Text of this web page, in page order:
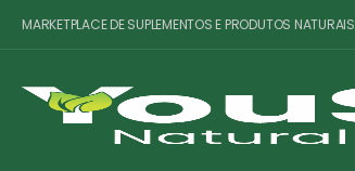
MARKETPLACE DE SUPLEMENTOS E PRODUTOS NATURAIS